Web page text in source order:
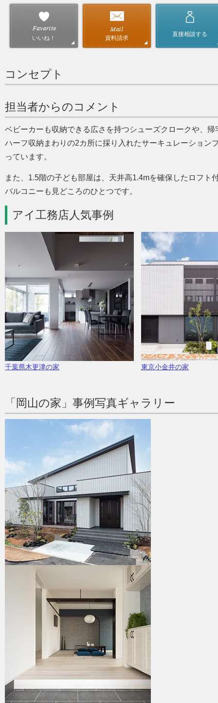
いいね！ 資料請求
直接相談する
コンセプト
担当者からのコメント
ベビーカーも収納できる広さを持つシューズクロークや、
ハーフ収納まわりの2カ所に採り入れたサーキュレーション
っています。
また、1.5階の子ども部屋は、天井高1.4mを確保したロフ
バルコニーも見どころのひとつです。
アイ工務店人気事例
千葉県木更津の家 東京小金井の家
「岡山の家」事例写真ギャラリー